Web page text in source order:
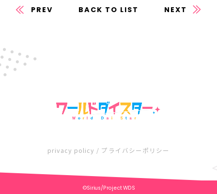
PREV BACK TO LIST NEXT
privacy policy / プライバシーポリシー
©Sirius/Project WDS